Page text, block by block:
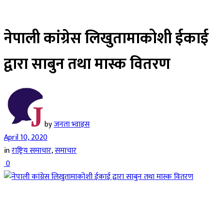
नेपाली कांग्रेस लिखुतामाकोशी ईकाई
द्वारा साबुन तथा मास्क वितरण
byजनता भ्वाइस
April 10, 2020
inराष्ट्रिय समाचार,समाचार
0